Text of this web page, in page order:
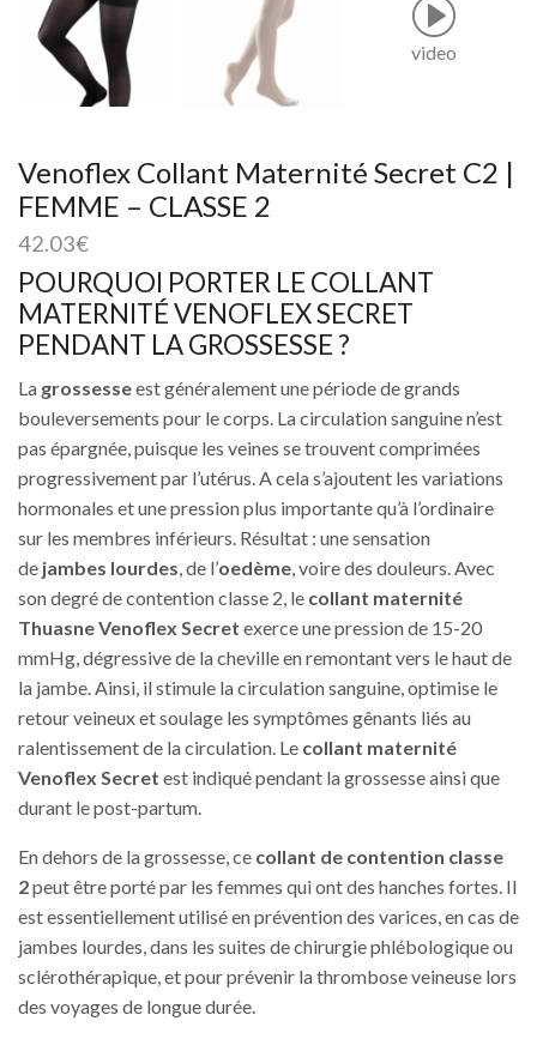
video
Venoflex Collant Maternité Secret C2 |
FEMME – CLASSE 2
42.03€
POURQUOI PORTER LE COLLANT
MATERNITÉ VENOFLEX SECRET
PENDANT LA GROSSESSE ?
La grossesseest généralement une période de grands
bouleversements pour le corps. La circulation sanguine n’est
pas épargnée, puisque les veines se trouvent comprimées
progressivement par l’utérus. A cela s’ajoutent les variations
hormonales et une pression plus importante qu’à l’ordinaire
sur les membres inférieurs. Résultat : une sensation
de jambes lourdes , de l’oedème , voire des douleurs. Avec
son degré de contention classe 2, le collant maternité
Thuasne Venoflex Secret exerce une pression de 15-20
mmHg, dégressive de la cheville en remontant vers le haut de
la jambe. Ainsi, il stimule la circulation sanguine, optimise le
retour veineux et soulage les symptômes gênants liés au
ralentissement de la circulation. Le collant maternité
Venoflex Secret est indiqué pendant la grossesse ainsi que
durant le post-partum.
En dehors de la grossesse, ce collant de contention classe
2peut être porté par les femmes qui ont des hanches fortes. Il
est essentiellement utilisé en prévention des varices, en cas de
jambes lourdes, dans les suites de chirurgie phlébologique ou
sclérothérapique, et pour prévenir la thrombose veineuse lors
des voyages de longue durée.